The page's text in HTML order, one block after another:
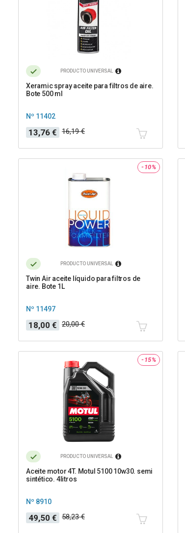
PRODUCTO UNIVERSAL
Xeramic spray aceite para filtros de aire.
Bote 500 ml
Nº 11402
Precio
13,76 €
Precio
base
16,19 €
-10%
PRODUCTO UNIVERSAL
Twin Air aceite líquido para filtros de
aire. Bote 1L
Nº 11497
Precio
18,00 €
Precio
base
20,00 €
-15%
PRODUCTO UNIVERSAL
Aceite motor 4T. Motul 5100 10w30. semi
sintético. 4litros
Nº 8910
Precio
49,50 €
Precio
base
58,23 €